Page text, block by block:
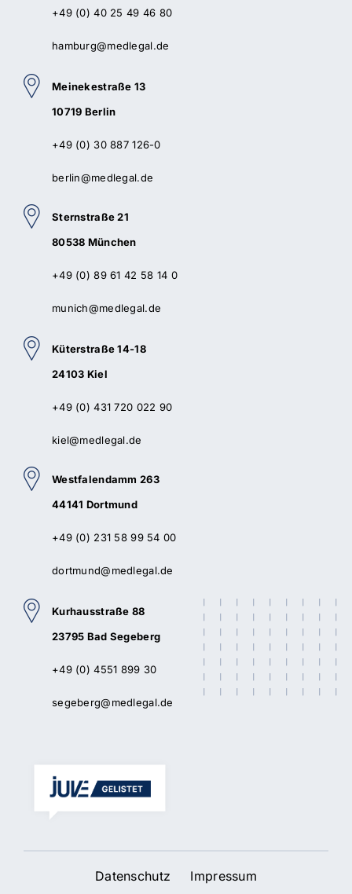
+49 (0) 40 25 49 46 80
hamburg@medlegal.de
Meinekestraße 13
10719 Berlin
+49 (0) 30 887 126-0
berlin@medlegal.de
Sternstraße 21
80538 München
+49 (0) 89 61 42 58 14 0
munich@medlegal.de
Küterstraße 14-18
24103 Kiel
+49 (0) 431 720 022 90
kiel@medlegal.de
Westfalendamm 263
44141 Dortmund
+49 (0) 231 58 99 54 00
dortmund@medlegal.de
Kurhausstraße 88
23795 Bad Segeberg
+49 (0) 4551 899 30
segeberg@medlegal.de
Datenschutz Impressum